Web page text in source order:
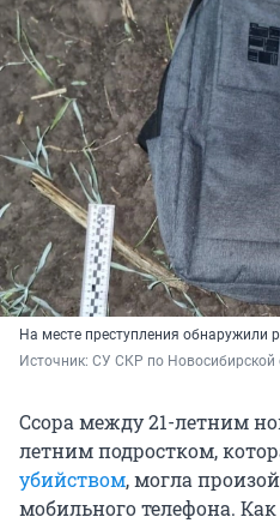
На месте преступления обнаружили
Источник: СУ СКР по Новосибирской
Ссора между 21-летним
летним подростком,
убийством, могла
мобильного телефона.